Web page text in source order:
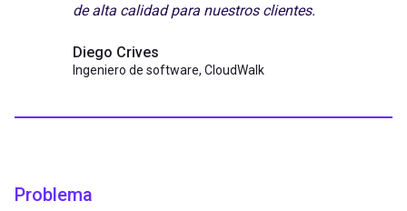
de alta calidad para nuestros clientes.
Diego Crives
Ingeniero de software, CloudWalk
Problema